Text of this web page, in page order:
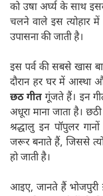
को उषा अर्घ्य के साथ
चलने वाले इस त्योहार
उपासना की जाती है।
इस पर्व की सबसे खास
दौरान हर घर में आस्था
छठ गीतगूंजते हैं। इन
अधूरा माना जाता है।
श्रद्धालु इन पॉपुलर
जरूर बनाते हैं, जिससे
हो जाती है।
आइए, जानते हैं भोजपुरी